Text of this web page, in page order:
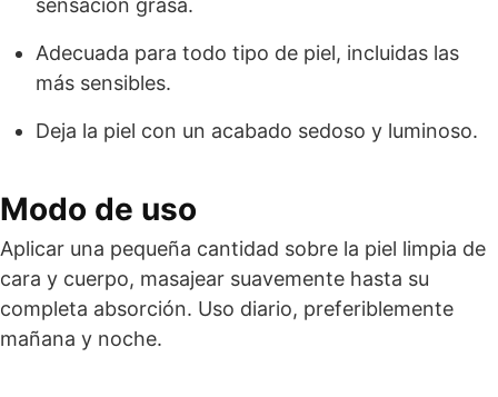
sensación grasa.
Adecuada para todo tipo de piel, incluidas las
más sensibles.
Deja la piel con un acabado sedoso y luminoso.
Modo de uso
Aplicar una pequeña cantidad sobre la piel limpia de
cara y cuerpo, masajear suavemente hasta su
completa absorción. Uso diario, preferiblemente
mañana y noche.